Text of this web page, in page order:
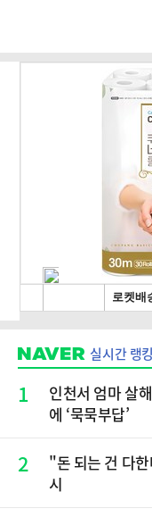
실시간 랭
1
인천서 엄마 살
에 ‘묵묵부답’
2
"돈 되는 건 다
시